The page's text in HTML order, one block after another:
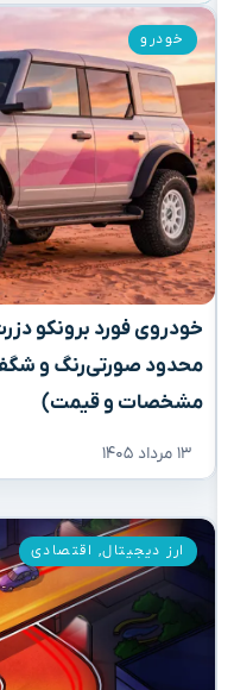
خودروی فورد برونکو
محدود صورتی‌رنگ و
مشخصات و قیمت)
۱۳ مرداد ۱۴۰۵
خودرو
ارز دیجیتال, اقتصادی